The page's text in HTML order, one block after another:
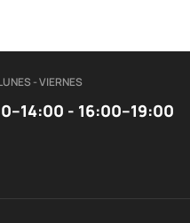
- VIERNES
- 16:00–19:00